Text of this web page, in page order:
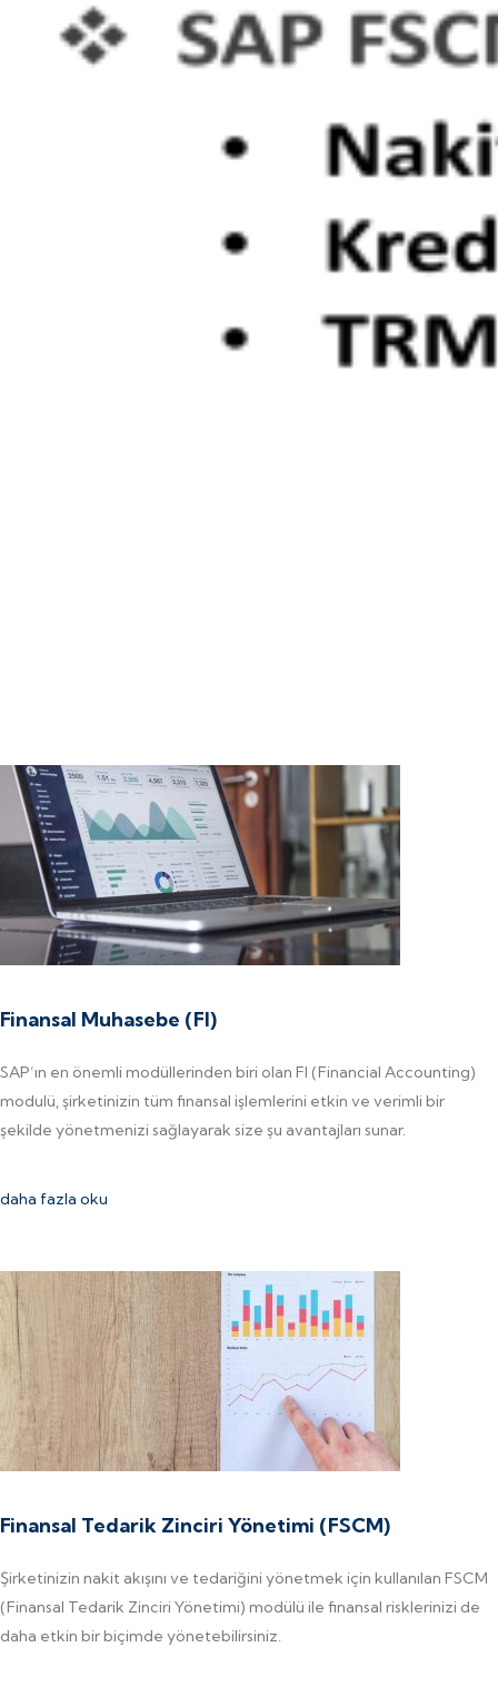
Finansal Muhasebe (FI)
SAP’ın en önemli modüllerinden biri olan FI (Financial Accounting)
modulü, şirketinizin tüm finansal işlemlerini etkin ve verimli bir
şekilde yönetmenizi sağlayarak size şu avantajları sunar.
daha fazla oku
Finansal Tedarik Zinciri Yönetimi (FSCM)
Şirketinizin nakit akışını ve tedariğini yönetmek için kullanılan FSCM
(Finansal Tedarik Zinciri Yönetimi) modülü ile finansal risklerinizi de
daha etkin bir biçimde yönetebilirsiniz.